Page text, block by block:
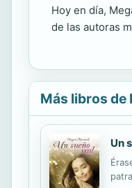
Hoy en día,
de las autoras
Más libros de
Un